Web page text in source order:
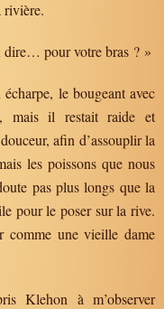
rivière.
dire… pour votre bras ? »
le bougeant avec
mais il restait raide et
afin d’assouplir la
les poissons que nous
pas plus longs que la
pour le poser sur la rive.
comme une vieille dame
Klehon à m’observer